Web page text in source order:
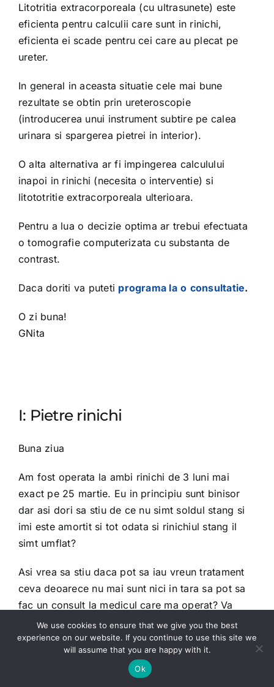
Litotritia extracorporeala (cu ultrasunete) este
eficienta pentru calculii care sunt in rinichi,
eficienta ei scade pentru cei care au plecat pe
ureter.
In general in aceasta situatie cele mai bune
rezultate se obtin prin ureteroscopie
(introducerea unui instrument subtire pe calea
urinara si spargerea pietrei in interior).
O alta alternativa ar fi impingerea calculului
inapoi in rinichi (necesita o interventie) si
litototritie extracorporeala ulterioara.
Pentru a lua o decizie optima ar trebui efectuata
o tomografie computerizata cu substanta de
contrast.
Daca doriti va puteti programa la o consultatie.
O zi buna!
GNita
I: Pietre rinichi
Buna ziua
Am fost operata la ambi rinichi de 3 luni mai
exact pe 25 martie. Eu in principiu sunt binisor
dar asi dori sa stiu de ce nu simt soldul stang si
imi este amortit si tot odata si rinichiul stang il
simt umflat?
Asi vrea sa stiu daca pot sa iau vreun tratament
ceva deoarece nu mai sunt nici in tara sa pot sa
fac un consult la medicul care ma operat? Va
multumesc.
We use cookies to ensure that we give you the best
experience on our website. If you continue to use this site we
will assume that you are happy with it.
Ok